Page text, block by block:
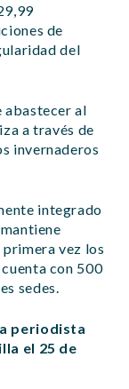
de
del
abastecer al
a través de
invernaderos
integrado
vez los
con 500
sedes.
periodista
el 25 de